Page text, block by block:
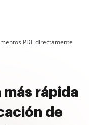
PDF directamente
más rápida
de